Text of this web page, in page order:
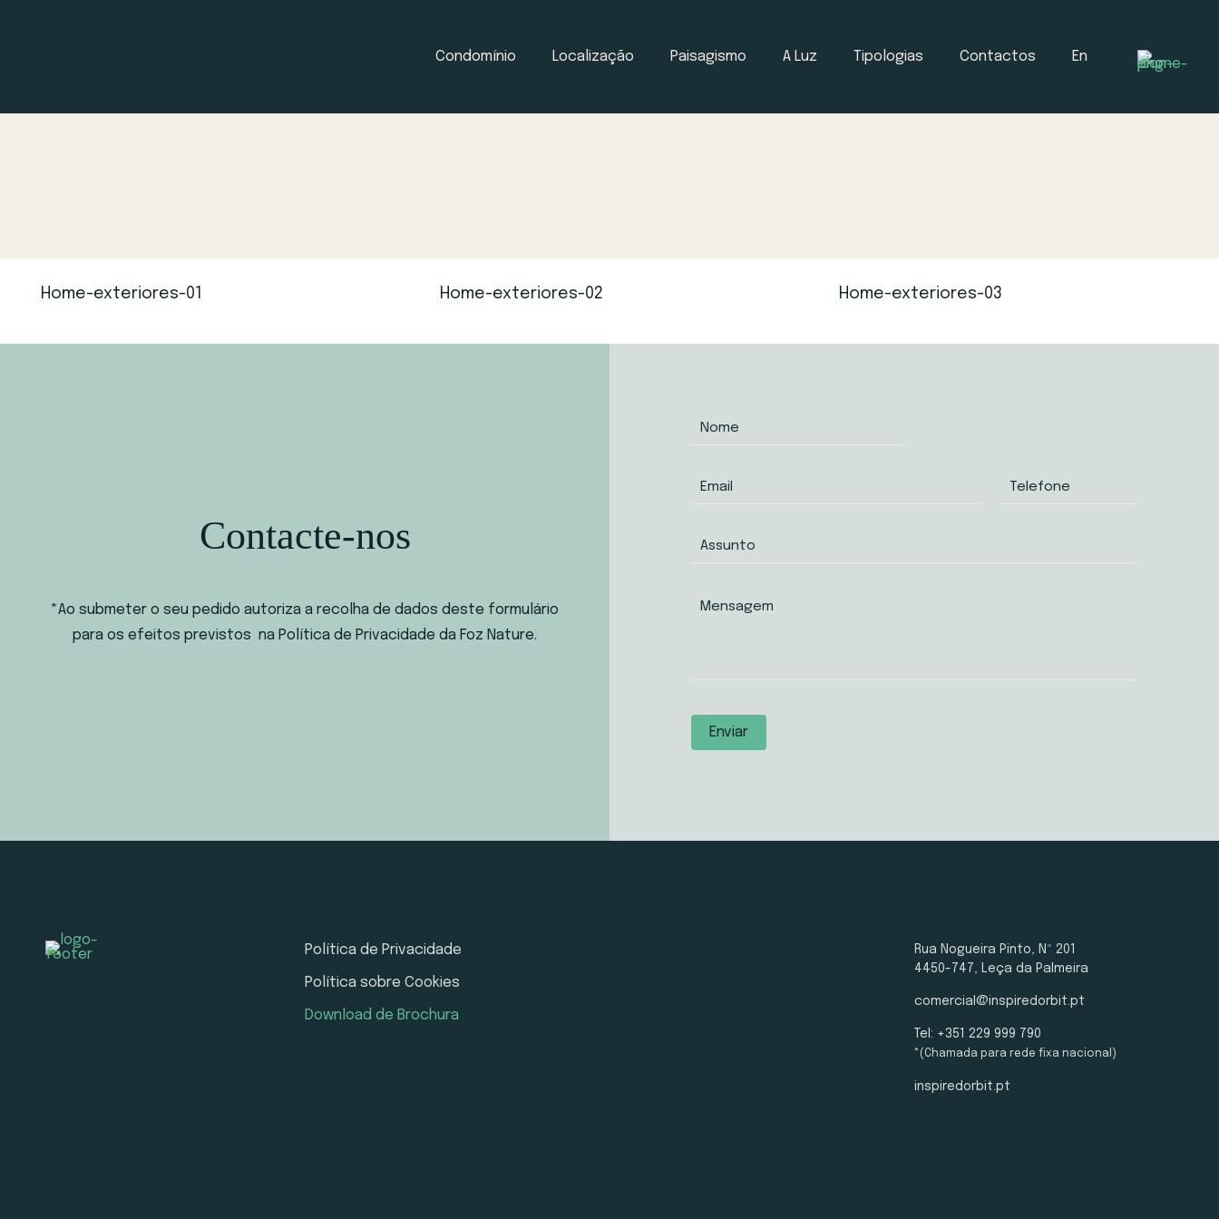
Condomínio Localização Paisagismo A Luz Tipologias Contactos En
Home-exteriores-01 Home-exteriores-02 Home-exteriores-03
Contacte-nos
*Ao submeter o seu pedido autoriza a recolha de dados deste formulário
para os efeitos previstos na Política de Privacidade da Foz Nature.
Política de Privacidade
Política sobre Cookies
Download de Brochura
Rua Nogueira Pinto, Nº 201
4450-747, Leça da Palmeira
comercial@inspiredorbit.pt
Tel: +351 229 999 790
*(Chamada para rede fixa nacional)
inspiredorbit.pt